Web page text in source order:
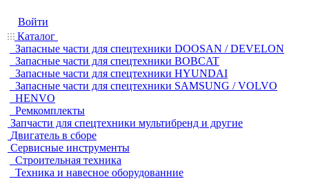
Войти
Каталог
Запасные части для спецтехники DOOSAN / DEVELON
Запасные части для спецтехники BOBCAT
Запасные части для спецтехники HYUNDAI
Запасные части для спецтехники SAMSUNG / VOLVO
HENVO
Ремкомплекты
Запчасти для спецтехники мультибренд и другие
Двигатель в сборе
Сервисные инструменты
Строительная техника
Техника и навесное оборудованние